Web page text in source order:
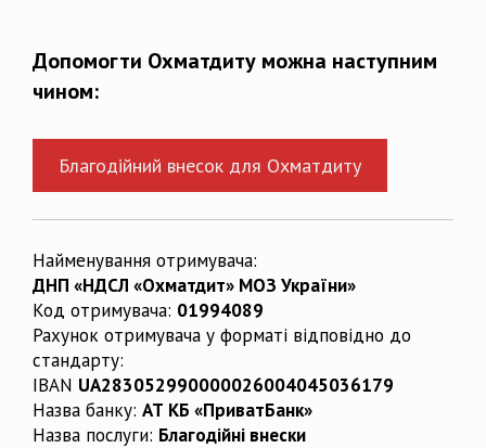
Допомогти Охматдиту можна наступним
чином:
Благодійний внесок для Охматдиту
Найменування отримувача:
ДНП «НДСЛ «Охматдит» МОЗ України»
Код отримувача: 01994089
Рахунок отримувача у форматі відповідно до
стандарту:
IBAN UA283052990000026004045036179
Назва банку: АТ КБ «ПриватБанк»
Назва послуги: Благодійні внески